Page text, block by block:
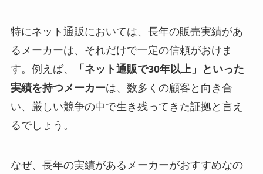
特にネット通販においては、長年の販売実績があ
るメーカーは、それだけで一定の信頼がおけま
す。例えば、
「ネット通販で30年以上」といった
実績を持つメーカーは、数多くの顧客と向き合
い、厳しい競争の中で生き残ってきた証拠と言え
るでしょう。
なぜ、長年の実績があるメーカーがおすすめなの